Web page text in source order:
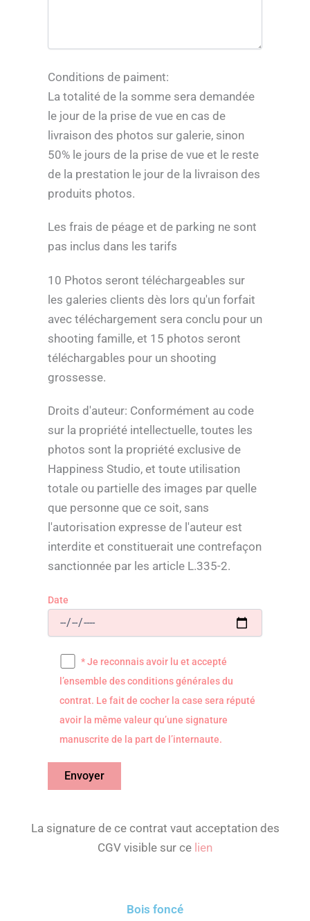
Conditions de paiment:
La totalité de la somme sera demandée
le jour de la prise de vue en cas de
livraison des photos sur galerie, sinon
50% le jours de la prise de vue et le reste
de la prestation le jour de la livraison des
produits photos.
Les frais de péage et de parking ne sont
pas inclus dans les tarifs
10 Photos seront téléchargeables sur
les galeries clients dès lors qu'un forfait
avec téléchargement sera conclu pour un
shooting famille, et 15 photos seront
téléchargables pour un shooting
grossesse.
Droits d'auteur: Conformément au code
sur la propriété intellectuelle, toutes les
photos sont la propriété exclusive de
Happiness Studio, et toute utilisation
totale ou partielle des images par quelle
que personne que ce soit, sans
l'autorisation expresse de l'auteur est
interdite et constituerait une contrefaçon
sanctionnée par les article L.335-2.
Date
* Je reconnais avoir lu et accepté
l’ensemble des conditions générales du
contrat. Le fait de cocher la case sera réputé
avoir la même valeur qu’une signature
manuscrite de la part de l’internaute.
La signature de ce contrat vaut acceptation des
CGV visible sur ce lien
Bois foncé